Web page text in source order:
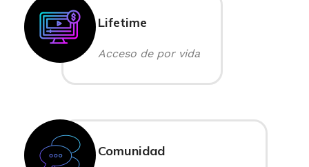
Lifetime
Acceso de por vida
Comunidad